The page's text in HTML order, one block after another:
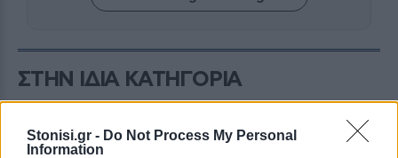
Stonisi.gr - Do Not Process My Personal
Information
ΣΤΗΝ ΙΔΙΑ ΚΑΤΗΓΟΡΙΑ
Οριακή κάμψη του πληθωρισμού
στην Τουρκία